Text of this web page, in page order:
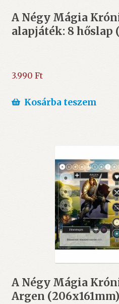
A Négy Mágia
alapjáték: 8 hőslap
3.990 Ft
Kosárba teszem
A Négy Mágia
Argen